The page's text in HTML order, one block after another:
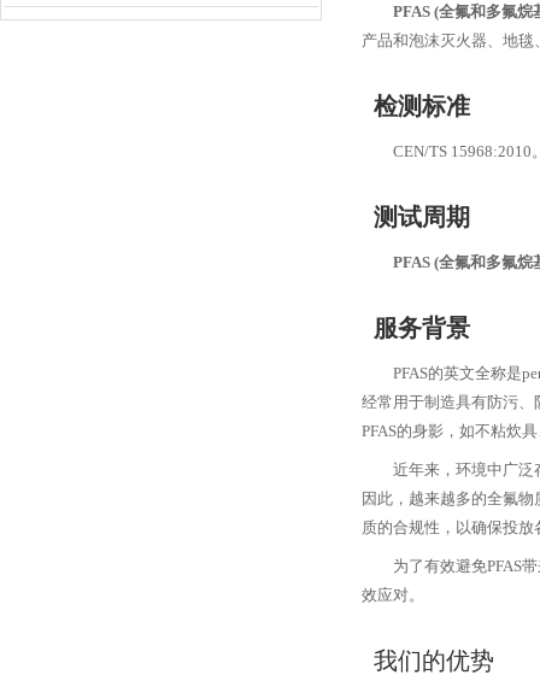
PFAS (全氟和多氟烷
产品和泡沫灭火器、地
检测标准
CEN/TS 15968:2010
测试周期
PFAS (全氟和多氟烷
服务背景
PFAS的英文全称是
经常用于制造具有防污、
PFAS的身影，如不粘炊
近年来，环境中广泛
因此，越来越多的全氟
质的合规性，以确保投
为了有效避免PFAS
效应对。
我们的优势